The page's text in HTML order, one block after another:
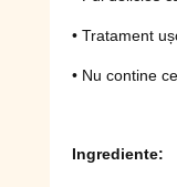
• Tratament
• Nu contine
Ingrediente: